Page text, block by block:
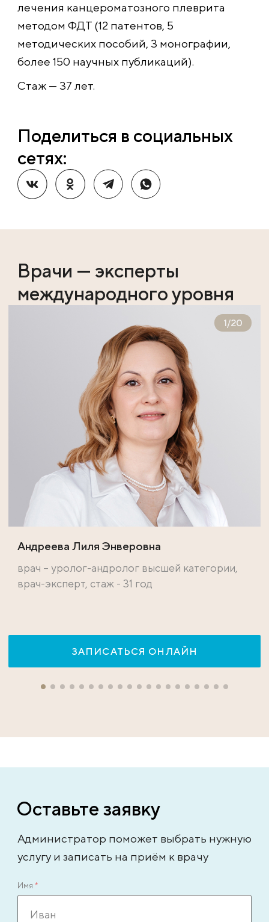
лечения канцероматозного плеврита
методом ФДТ (12 патентов, 5
методических пособий, 3 монографии,
более 150 научных публикаций).
Стаж — 37 лет.
Поделиться в социальных
сетях:
Врачи — эксперты
международного уровня
1/20
Андреева Лиля Энверовна
врач – уролог-андролог высшей категории,
врач-эксперт, стаж - 31 год
ЗАПИСАТЬСЯ ОНЛАЙН
Оставьте заявку
Администратор поможет выбрать нужную
услугу и записать на приём к врачу
Имя *